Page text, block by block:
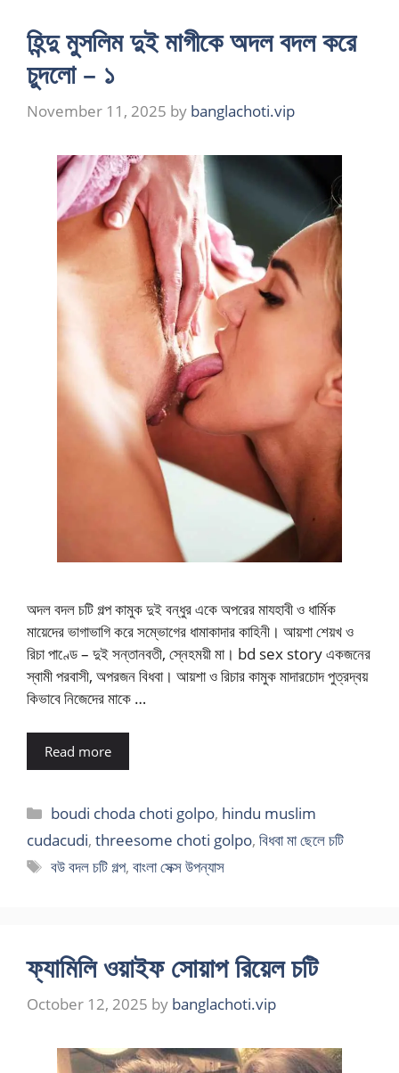
হিন্দু মুসলিম দুই মাগীকে অদল বদল করে
চুদলো – ১
November 11, 2025 by banglachoti.vip
অদল বদল চটি গল্প কামুক দুই বন্ধুর একে অপরের মাযহাবী ও ধার্মিক
মায়েদের ভাগাভাগি করে সম্ভোগের ধামাকাদার কাহিনী। আয়শা শেয়খ ও
রিচা পাণ্ডে – দুই সন্তানবতী, স্নেহময়ী মা। bd sex story একজনের
স্বামী পরবাসী, অপরজন বিধবা। আয়শা ও রিচার কামুক মাদারচোদ পুত্রদ্বয়
কিভাবে নিজেদের মাকে …
Read more
Categories
boudi choda choti golpo, hindu muslim
cudacudi, threesome choti golpo, বিধবা মা ছেলে চটি
Tags
বউ বদল চটি গল্প,বাংলা সেক্স উপন্যাস
ফ্যামিলি ওয়াইফ সোয়াপ রিয়েল চটি
October 12, 2025 by banglachoti.vip